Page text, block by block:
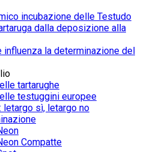
incubazione delle Testudo
dalla deposizione alla
influenza la determinazione del
tartarughe
testuggini europee
letargo sì, letargo no
Compatte